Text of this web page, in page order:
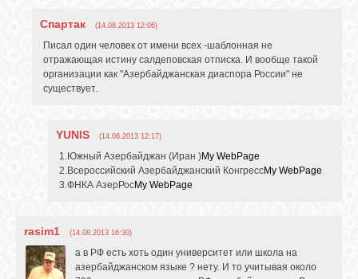
Спартак (14.08.2013 12:06)
Писал один человек от имени всех -шаблонная не
отражающая истину салдеповская отписка. И вообще такой
организации как "Азербайджанская диаспора России" не
существует.
YUNIS (14.08.2013 12:17)
1.Южный Азербайджан (Иран )My WebPage
2.Всероссийский Азербайджанский КонгрессMy WebPage
3.ФНКА АзерРосMy WebPage
rasim1 (14.08.2013 16:30)
а в РФ есть хоть один университет или школа на
азербайджанском языке ? нету. И то учитывая около